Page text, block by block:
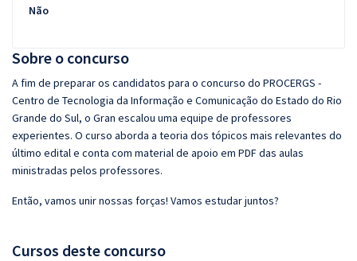
Sobre o concurso
A fim de preparar os candidatos para o concurso do PROCERGS -
Centro de Tecnologia da Informação e Comunicação do Estado do Rio
Grande do Sul, o Gran escalou uma equipe de professores
experientes. O curso aborda a teoria dos tópicos mais relevantes do
último edital e conta com material de apoio em PDF das aulas
ministradas pelos professores.
Então, vamos unir nossas forças! Vamos estudar juntos?
Cursos deste concurso
Não